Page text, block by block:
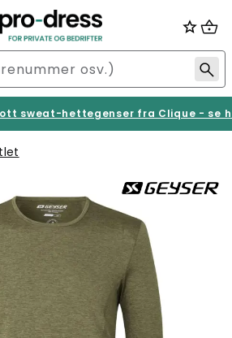
sweat-hettegenser fra Clique - se